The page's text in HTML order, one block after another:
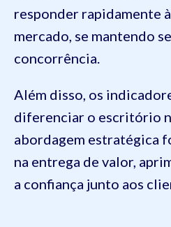
responder rapidamente
mercado, se mantendo
concorrência.
Além disso, os
diferenciar o escritório
abordagem estratégica
na entrega de valor,
a confiança junto aos